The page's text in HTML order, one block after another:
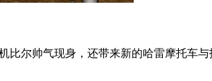
尔帅气现身，还带来新的哈雷摩托车与